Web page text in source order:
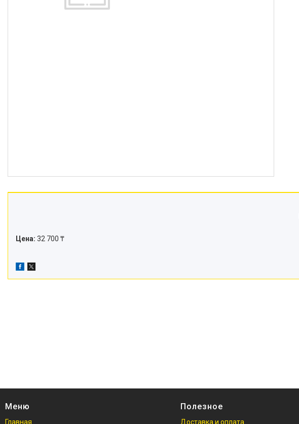
Цена: 32 700 ₸
Меню
Главная
Полезное
Доставка и оплата